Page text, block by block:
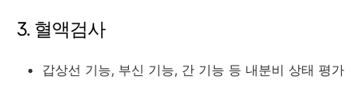
3. 혈액검사
갑상선 기능, 부신 기능, 간 기능 등 내분비 상태 평가